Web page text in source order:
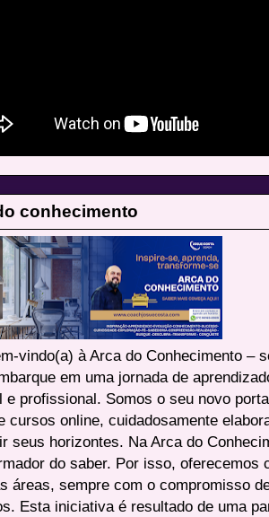
conhecimento
vindo(a) à Arca do Conhecimento –
em uma jornada de
e profissional. Somos o seu novo
cursos online, cuidadosamente
seus horizontes. Na Arca do
do saber. Por isso, oferecemos
áreas, sempre com o compromisso
Esta iniciativa é resultado de uma